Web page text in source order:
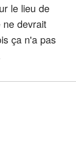
le lieu de
devrait
ça n'a pas